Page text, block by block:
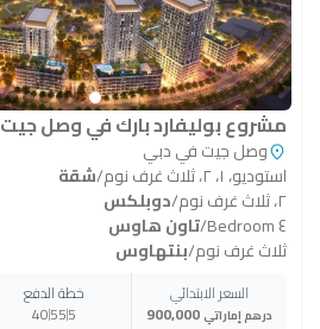
مشروع بوليفارد بارك في وصل جيت
وصل جيت في دبي
استوديو، ١، ٢، ثلاث غرف نوم
/شقة
٢، ثلاث غرف نوم
/دوبلكس
٤ Bedroom
/تاون هاوس
ثلاث غرف نوم/بنتهاوس
السعر الابتدائي
900,000درهم إماراتي
خطة الدفع
5
55
40